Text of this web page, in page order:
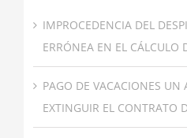
IMPROCEDENCIA DEL
ERRÓNEA EN EL
PAGO DE VACACIONES UN
EXTINGUIR EL CONTRATO